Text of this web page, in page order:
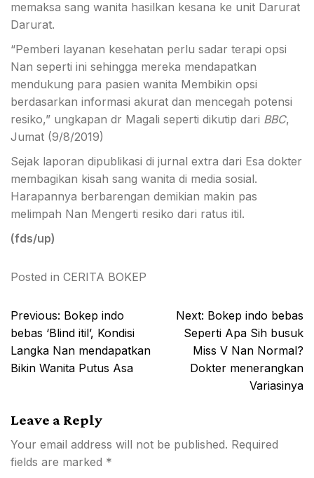
memaksa sang wanita hasilkan kesana ke unit Darurat
Darurat.
“Pemberi layanan kesehatan perlu sadar terapi opsi
Nan seperti ini sehingga mereka mendapatkan
mendukung para pasien wanita Membikin opsi
berdasarkan informasi akurat dan mencegah potensi
resiko,” ungkapan dr Magali seperti dikutip dari BBC,
Jumat (9/8/2019)
Sejak laporan dipublikasi di jurnal extra dari Esa dokter
membagikan kisah sang wanita di media sosial.
Harapannya berbarengan demikian makin pas
melimpah Nan Mengerti resiko dari ratus itil.
(fds/up)
Posted in CERITA BOKEP
Post
navigation
Previous: Bokep indo
bebas ‘Blind itil’, Kondisi
Langka Nan mendapatkan
Bikin Wanita Putus Asa
Next: Bokep indo bebas
Seperti Apa Sih busuk
Miss V Nan Normal?
Dokter menerangkan
Variasinya
Leave a Reply
Your email address will not be published. Required
fields are marked *